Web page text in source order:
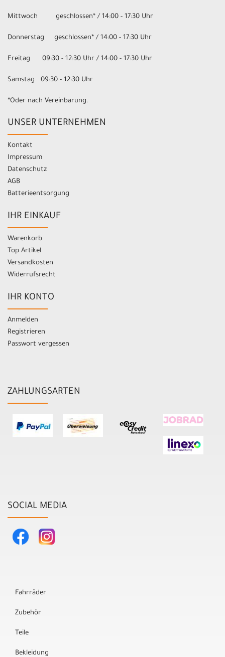
Mittwoch geschlossen* / 14:00 - 17:30 Uhr
Donnerstag geschlossen* / 14:00 - 17:30 Uhr
Freitag 09:30 - 12:30 Uhr / 14:00 - 17:30 Uhr
Samstag 09:30 - 12:30 Uhr
*Oder nach Vereinbarung.
UNSER UNTERNEHMEN
Kontakt
Impressum
Datenschutz
AGB
Batterieentsorgung
IHR EINKAUF
Warenkorb
Top Artikel
Versandkosten
Widerrufsrecht
IHR KONTO
Anmelden
Registrieren
Passwort vergessen
ZAHLUNGSARTEN
SOCIAL MEDIA
Fahrräder
Zubehör
Teile
Bekleidung